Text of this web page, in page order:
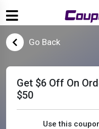
Go Back
Get $6 Off On
$50
Use this